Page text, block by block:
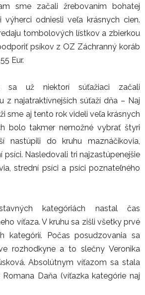
sme začali žrebovaním bohatej
odniesli veľa krásnych cien.
tombolových lístkov a zbierkou
psíkov z OZ Záchranný koráb
Eur.
sa už niektorí súťažiaci začali
z najatraktívnejších súťaží dňa – Naj
sme aj tento rok videli veľa krásnych
bolo takmer nemožné vybrať štyri
nastúpili do kruhu maznáčikovia,
psíci. Nasledovali tri najzastúpenejšie
strední psíci a psíci poznateľného
kategóriách nastal čas
víťaza. V kruhu sa zišli všetky prvé
kategórií. Počas posudzovania sa
rozhodkyne a to slečny Veronika
Absolútnym víťazom sa stala
Daňa (víťazka kategórie naj